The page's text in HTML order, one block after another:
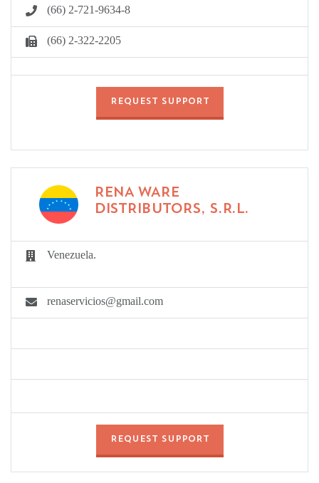
(66) 2-721-9634-8
(66) 2-322-2205
REQUEST SUPPORT
RENA WARE
DISTRIBUTORS, S.R.L.
Venezuela.
renaservicios@gmail.com
REQUEST SUPPORT